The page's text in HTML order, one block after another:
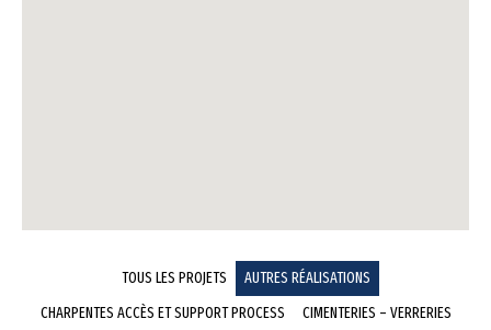
TOUS LES PROJETS
AUTRES RÉALISATIONS
CHARPENTES ACCÈS ET SUPPORT PROCESS
CIMENTERIES – VERRERIES